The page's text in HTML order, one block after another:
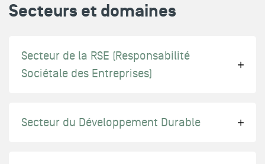
Secteurs et domaines
Secteur de la RSE (Responsabilité
Sociétale des Entreprises)
Secteur du Développement Durable